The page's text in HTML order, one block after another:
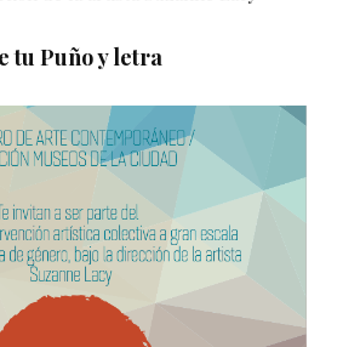
tu Puño y letra